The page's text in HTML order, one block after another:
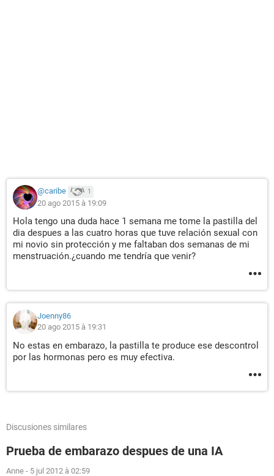
@caribe 1
20 ago 2015 à 19:09
Hola tengo una duda hace 1 semana me tome la pastilla del
dia despues a las cuatro horas que tuve relación sexual con
mi novio sin protección y me faltaban dos semanas de mi
menstruación.¿cuando me tendría que venir?
Joenny86
20 ago 2015 à 19:31
No estas en embarazo, la pastilla te produce ese descontrol
por las hormonas pero es muy efectiva.
Discusiones similares
Prueba de embarazo despues de una IA
Anne - 5 jul 2012 à 02:59